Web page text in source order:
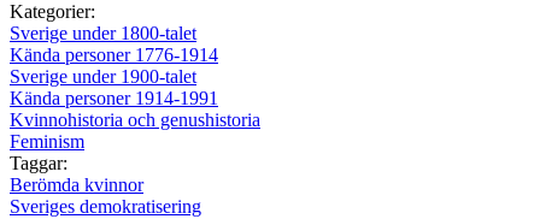
Kategorier:
Sverige under 1800-talet
Kända personer 1776-1914
Sverige under 1900-talet
Kända personer 1914-1991
Kvinnohistoria och genushistoria
Feminism
Taggar:
Berömda kvinnor
Sveriges demokratisering